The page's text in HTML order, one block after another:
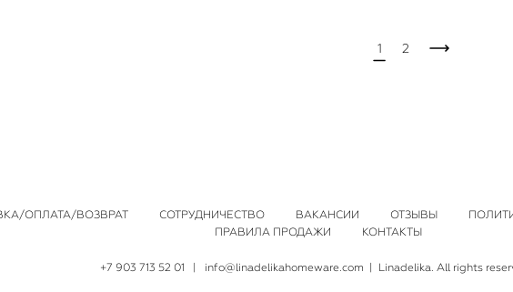
1 2
ОПЛАТА/ВОЗВРАТ СОТРУДНИЧЕСТВО ВАКАНСИИ ОТЗЫВЫ
ПРАВИЛА ПРОДАЖИ
КОНТАКТЫ
+7 903 713 52 01 info@linadelikahomeware.com | Linadelika. All rights